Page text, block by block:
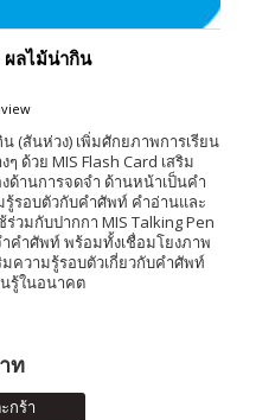
ผลไม้น่ากิน
(สันห่วง) เพิ่มศักยภาพการเรียน
ด้วย MIS Flash Card เสริม
านการจดจำ ด้านหน้าเป็นคำ
รอบตัวกับคำศัพท์ คำอ่านและ
วมกับปากกา MIS Talking Pen
คำศัพท์ พร้อมทั้งเชื่อมโยงภาพ
ความรู้รอบตัวเกี่ยวกับคำศัพท์
นรู้ในอนาคต
ท
กร้า